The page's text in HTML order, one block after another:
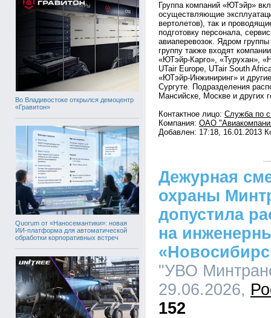
Во Владивостоке открылся демоцентр
«Гравитон»
Quorum от «Наносемантики»: новая
ИИ-платформа для автоматической
обработки корпоративных встреч
Группа компаний «ЮТэйр»
осуществляющие
вертолетов), так и
подготовку персонала,
авиаперевозок. Ядром
группу также входят
«ЮТэйр-Карго», «Турухан»,
UTair Europe, UTair South
«ЮТэйр-Инжиниринг» и
Сургуте. Подразделения
Мансийске, Москве и других
Контактное лицо: Служба по
Компания: ОАО
Добавлен: 17:18, 16.01.2013
Дежурная
охраны
допустила
на
"УВО
29.06.2026,
152